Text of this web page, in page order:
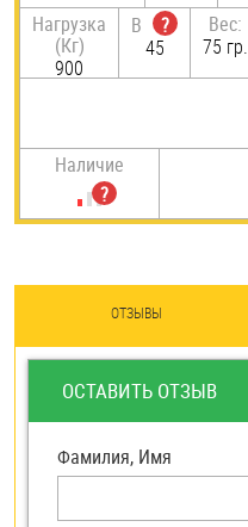
Нагрузка
(Кг)
900
B
?
45
Вес:
75 гр.
Наличие
ОТЗЫВЫ
ОСТАВИТЬ ОТЗЫВ
Фамилия, Имя